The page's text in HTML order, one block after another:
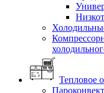
Тепловое